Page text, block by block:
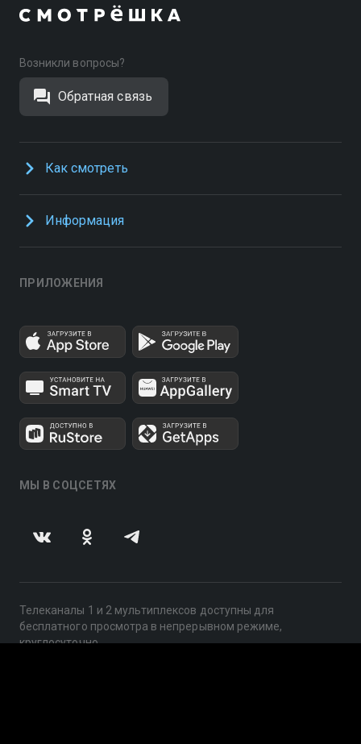
Возникли вопросы?
Обратная связь
Как смотреть
Информация
ПРИЛОЖЕНИЯ
МЫ В СОЦСЕТЯХ
Телеканалы 1 и 2 мультиплексов доступны для
бесплатного просмотра в непрерывном режиме,
круглосуточно.